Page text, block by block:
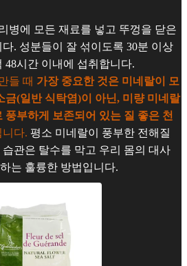
병에 모든 재료를 넣고 뚜껑을 닫은
. 성분들이 잘 섞이도록 30분 이상
48시간 이내에 섭취합니다.
들 때 가장 중요한 것은 미네랄이 모
금(일반 식탁염)이 아닌, 미량 미네랄
풍부하게 보존되어 있는 질 좋은 천
니다. 평소 미네랄이 풍부한 전해질
관은 탈수를 막고 우리 몸의 대사
는 훌륭한 방법입니다.